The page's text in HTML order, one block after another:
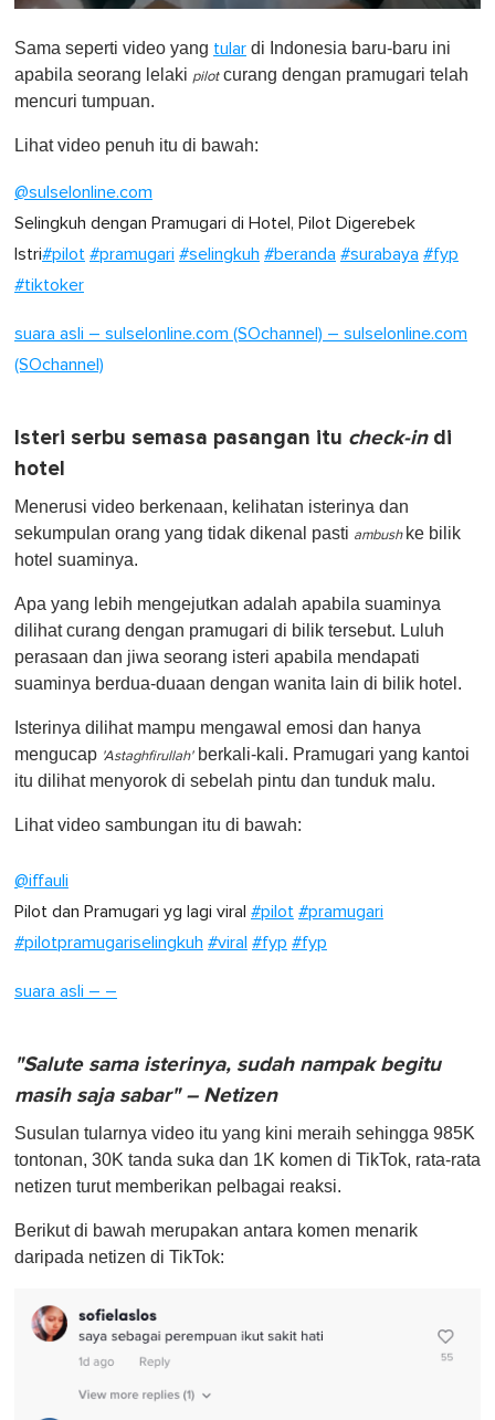
f
1
m
i
u
,
Sama seperti video yang tular di Indonesia baru-baru ini
apabila seorang lelaki pilotcurang dengan pramugari telah
mencuri tumpuan.
Lihat video penuh itu di bawah:
@sulselonline.com
Selingkuh dengan Pramugari di Hotel, Pilot Digerebek
Istri#pilot #pramugari #selingkuh #beranda #surabaya #fyp
#tiktoker
suara asli – sulselonline.com (SOchannel) – sulselonline.com
(SOchannel)
Isteri serbu semasa pasangan itu check-indi
hotel
Menerusi video berkenaan, kelihatan isterinya dan
sekumpulan orang yang tidak dikenal pasti ambush ke bilik
hotel suaminya.
Apa yang lebih mengejutkan adalah apabila suaminya
dilihat curang dengan pramugari di bilik tersebut. Luluh
perasaan dan jiwa seorang isteri apabila mendapati
suaminya berdua-duaan dengan wanita lain di bilik hotel.
Isterinya dilihat mampu mengawal emosi dan hanya
mengucap 'Astaghfirullah'berkali-kali. Pramugari yang kantoi
itu dilihat menyorok di sebelah pintu dan tunduk malu.
Lihat video sambungan itu di bawah:
@iffauli
Pilot dan Pramugari yg lagi viral #pilot #pramugari
#pilotpramugariselingkuh #viral #fyp #fyp
suara asli – –
"Salute sama isterinya, sudah nampak begitu
masih saja sabar" – Netizen
Susulan tularnya video itu yang kini meraih sehingga 985K
tontonan, 30K tanda suka dan 1K komen di TikTok, rata-rata
netizen turut memberikan pelbagai reaksi.
Berikut di bawah merupakan antara komen menarik
daripada netizen di TikTok: